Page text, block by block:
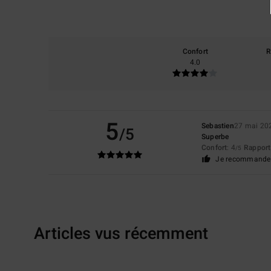
Confort
4.0
5/5 Sebastien27 mai
Superbe
Confort: 4/5
Je
Articles vus récemment